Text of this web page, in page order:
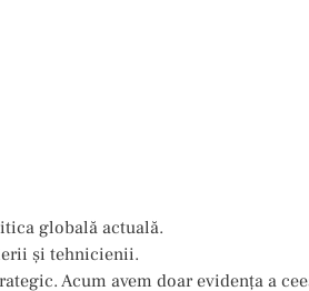
globală actuală.
și tehnicienii.
Acum avem doar evidenţa a